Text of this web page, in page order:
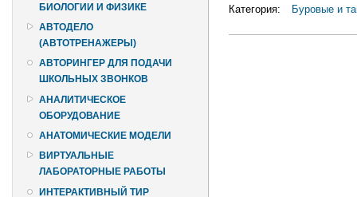
БИОЛОГИИ И ФИЗИКЕ
АВТОДЕЛО
(АВТОТРЕНАЖЕРЫ)
АВТОРИНГЕР ДЛЯ ПОДАЧИ
ШКОЛЬНЫХ ЗВОНКОВ
АНАЛИТИЧЕСКОЕ
ОБОРУДОВАНИЕ
АНАТОМИЧЕСКИЕ МОДЕЛИ
ВИРТУАЛЬНЫЕ
ЛАБОРАТОРНЫЕ РАБОТЫ
ИНТЕРАКТИВНЫЙ ТИР
Категория: Буровые и